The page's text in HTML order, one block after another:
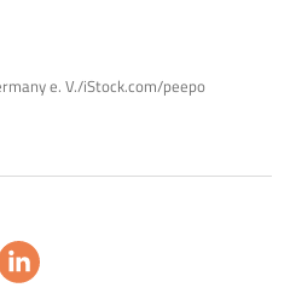
e. V./iStock.com/peepo